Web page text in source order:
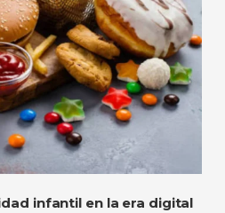
infantil en la era digital